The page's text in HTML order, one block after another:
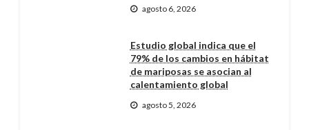
agosto 6, 2026
Estudio global indica que el
79% de los cambios en hábitat
de mariposas se asocian al
calentamiento global
agosto 5, 2026